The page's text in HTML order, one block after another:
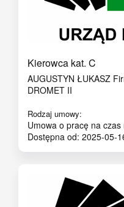
Kierowca kat. C
AUGUSTYN ŁUKASZ
DROMET II
Rodzaj umowy:
Umowa o pracę na
Dostępna od: 2025-05-